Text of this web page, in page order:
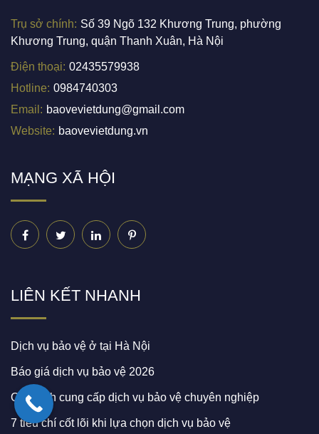
Trụ sở chính: Số 39 Ngõ 132 Khương Trung, phường
Khương Trung, quận Thanh Xuân, Hà Nội
Điện thoại: 02435579938
Hotline: 0984740303
Email: baovevietdung@gmail.com
Website: baovevietdung.vn
MẠNG XÃ HỘI
LIÊN KẾT NHANH
Dịch vụ bảo vệ ở tại Hà Nội
Báo giá dịch vụ bảo vệ 2026
Quy trình cung cấp dịch vụ bảo vệ chuyên nghiệp
7 tiêu chí cốt lõi khi lựa chọn dịch vụ bảo vệ